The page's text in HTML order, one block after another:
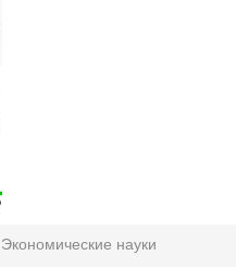
Экономические науки